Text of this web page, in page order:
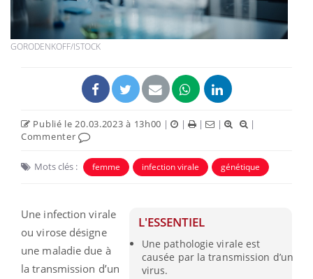
GORODENKOFF/ISTOCK
Publié le 20.03.2023 à 13h00 | | | |
|
Commenter
Mots clés : femme infection virale génétique
L'ESSENTIEL
Une pathologie virale est
causée par la transmission d’un
virus.
Une infection virale
ou virose désigne
une maladie due à
la transmission d’un